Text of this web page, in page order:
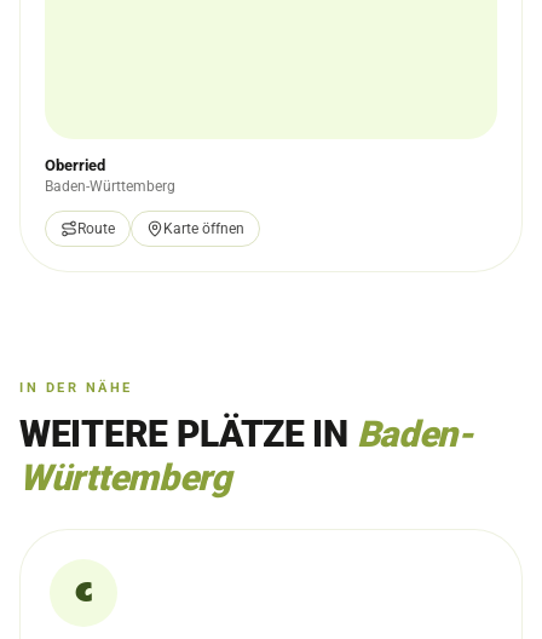
Oberried
Baden-Württemberg
Route Karte öffnen
IN DER NÄHE
WEITERE PLÄTZE IN Baden-
Württemberg
C